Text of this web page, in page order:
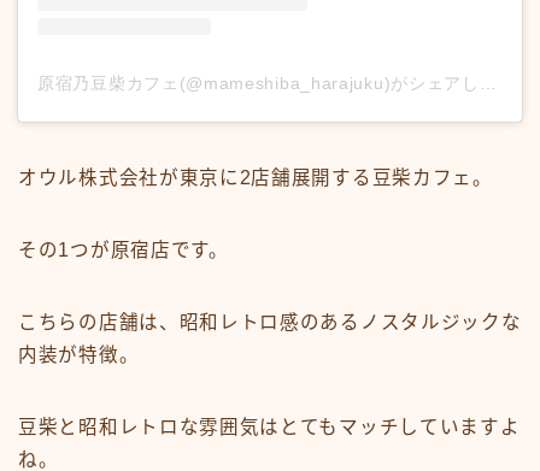
オウル株式会社が東京に2店舗展開する豆柴カフェ。
その1つが原宿店です。
こちらの店舗は、昭和レトロ感のあるノスタルジックな
内装が特徴。
豆柴と昭和レトロな雰囲気はとてもマッチしていますよ
ね。